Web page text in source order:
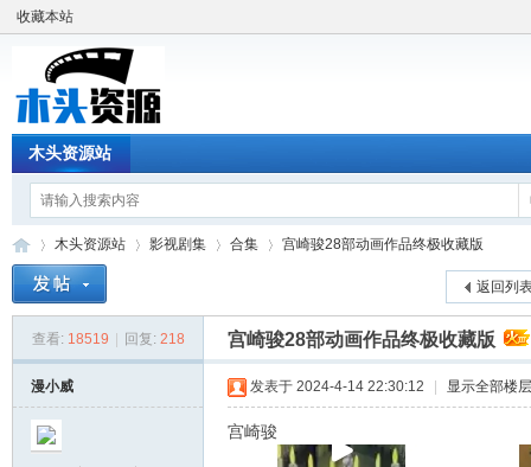
收藏本站
木头资源站
»
木头资源站
›
影视剧集 合集
›
宫崎骏28部动画作品终极收藏版
返回列
查看: 18519 回复: 218 宫崎骏28部动画作品终极收藏版
漫小威 发表于 2024-4-14 22:30:12 显示全部楼层
宫崎骏